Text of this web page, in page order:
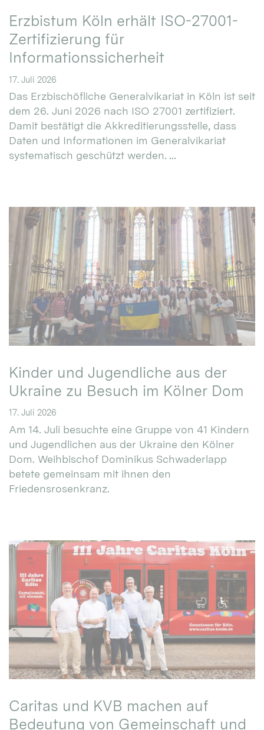
Erzbistum Köln erhält ISO-27001-
Zertifizierung für
Informationssicherheit
17. Juli 2026
Das Erzbischöfliche Generalvikariat in Köln ist seit
dem 26. Juni 2026 nach ISO 27001 zertifiziert.
Damit bestätigt die Akkreditierungsstelle, dass
Daten und Informationen im Generalvikariat
systematisch geschützt werden. ...
Kinder und Jugendliche aus der
Ukraine zu Besuch im Kölner Dom
17. Juli 2026
Am 14. Juli besuchte eine Gruppe von 41 Kindern
und Jugendlichen aus der Ukraine den Kölner
Dom. Weihbischof Dominikus Schwaderlapp
betete gemeinsam mit ihnen den
Friedensrosenkranz.
Caritas und KVB machen auf
Bedeutung von Gemeinschaft und